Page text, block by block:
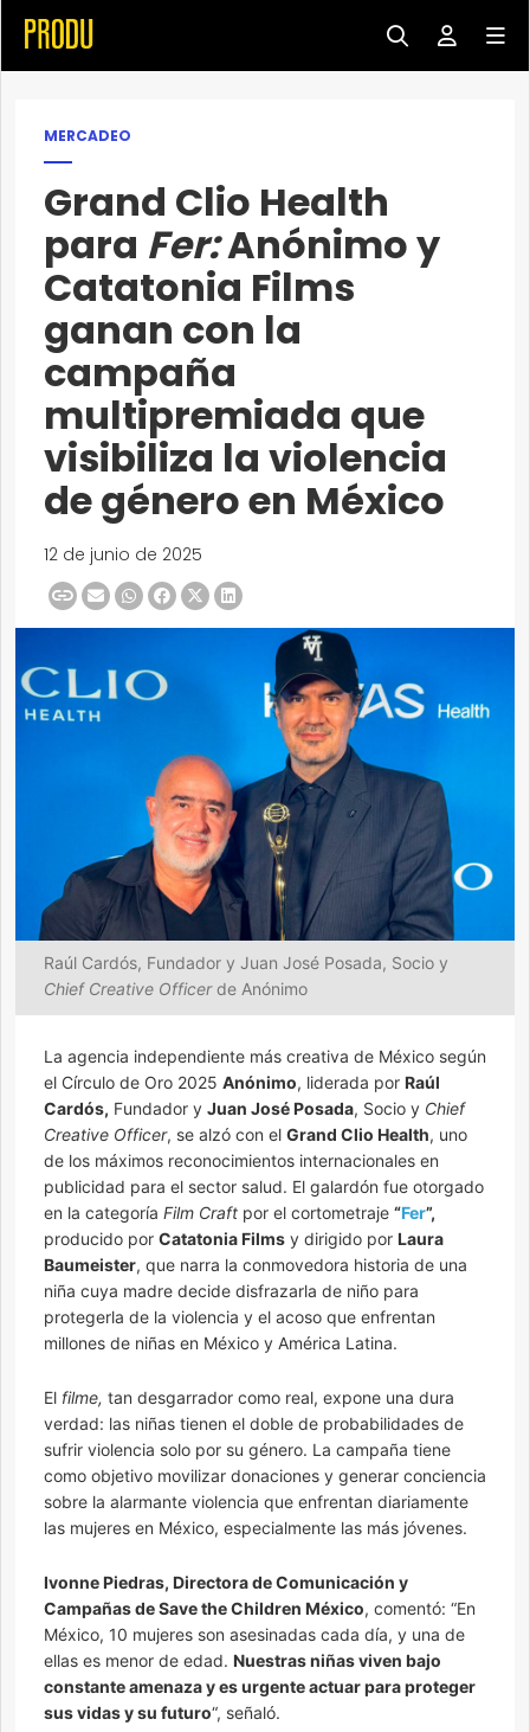
MERCADEO
Grand Clio Health
para Fer:Anónimo y
Catatonia Films
ganan con la
campaña
multipremiada que
visibiliza la violencia
de género en México
12 de junio de 2025
Raúl Cardós, Fundador y Juan José Posada, Socio y
Chief Creative Officerde Anónimo
La agencia independiente más creativa de México según
el Círculo de Oro 2025 Anónimo, liderada por Raúl
Cardós, Fundador y Juan José Posada, Socio y Chief
Creative Officer, se alzó con el Grand Clio Health, uno
de los máximos reconocimientos internacionales en
publicidad para el sector salud. El galardón fue otorgado
en la categoría Film Craft por el cortometraje “Fer”,
producido por Catatonia Films y dirigido por Laura
Baumeister, que narra la conmovedora historia de una
niña cuya madre decide disfrazarla de niño para
protegerla de la violencia y el acoso que enfrentan
millones de niñas en México y América Latina.
El filme, tan desgarrador como real, expone una dura
verdad: las niñas tienen el doble de probabilidades de
sufrir violencia solo por su género. La campaña tiene
como objetivo movilizar donaciones y generar conciencia
sobre la alarmante violencia que enfrentan diariamente
las mujeres en México, especialmente las más jóvenes.
Ivonne Piedras, Directora de Comunicación y
Campañas de Save the Children México, comentó: “En
México, 10 mujeres son asesinadas cada día, y una de
ellas es menor de edad. Nuestras niñas viven bajo
constante amenaza y es urgente actuar para proteger
sus vidas y su futuro“, señaló.